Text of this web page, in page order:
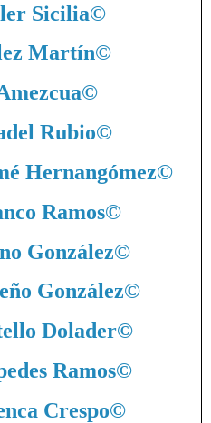
Sicilia©
Martín©
©
Rubio©
Hernangómez©
Ramos©
González©
González©
Dolader©
Ramos©
Crespo©